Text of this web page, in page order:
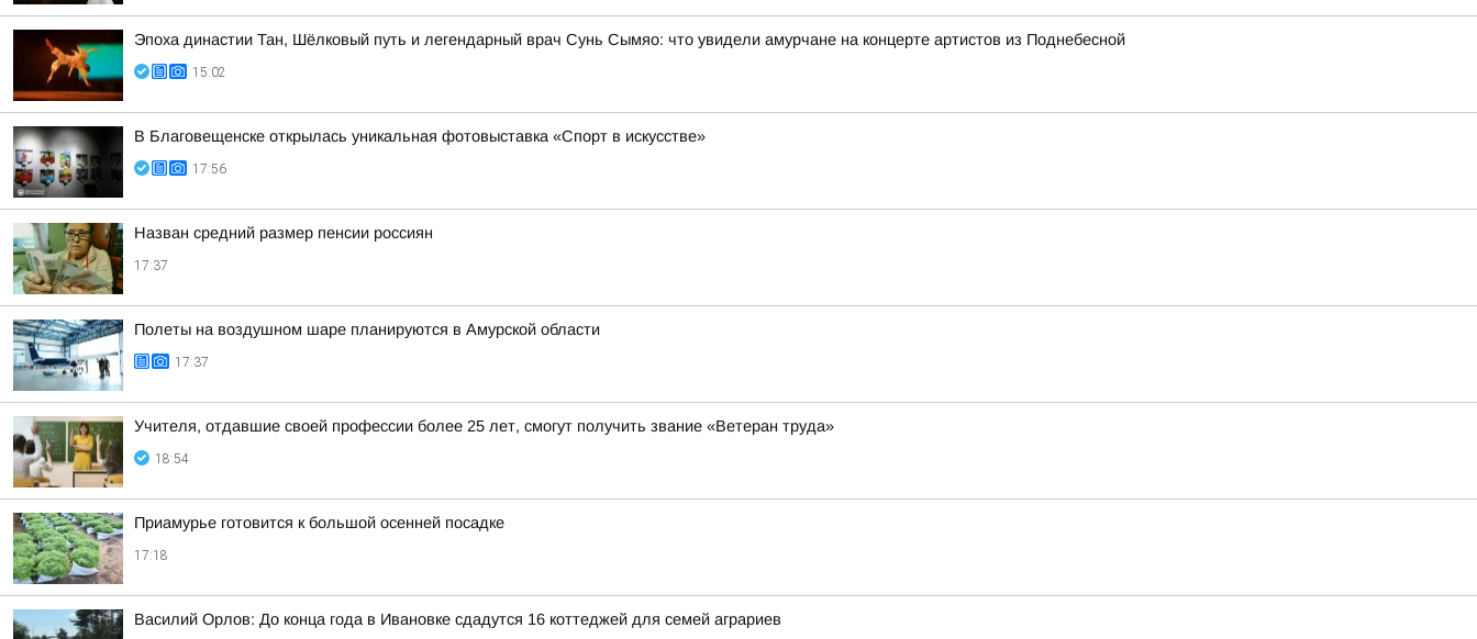
Эпоха династии Тан, Шёлковый путь и легендарный врач Сунь Сымяо: что увидели амурчане на концерте артистов из Поднебесной
15:02
В Благовещенске открылась уникальная фотовыставка «Спорт в искусстве»
17:56
Назван средний размер пенсии россиян
17:37
Полеты на воздушном шаре планируются в Амурской области
17:37
Учителя, отдавшие своей профессии более 25 лет, смогут получить звание «Ветеран труда»
18:54
Приамурье готовится к большой осенней посадке
17:18
Василий Орлов: До конца года в Ивановке сдадутся 16 коттеджей для семей аграриев